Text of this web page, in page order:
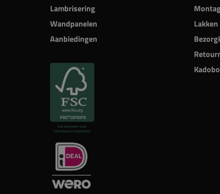
Lambrisering
Wandpanelen
Aanbiedingen